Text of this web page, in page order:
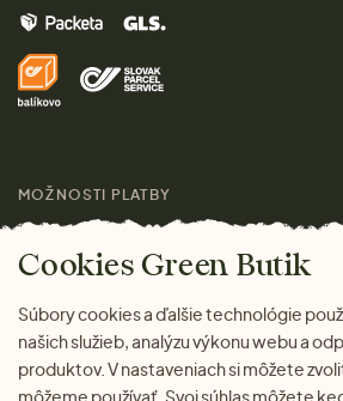
Značky
Pre médiá
Darčeky
Doprava a platba
MOŽNOSTI PLATBY
Cookies Green Butik
Súbory cookies a ďalšie technológie
našich služieb, analýzu výkonu webu a
produktov. V nastaveniach si môžete
môžeme používať. Svoj súhlas môžete